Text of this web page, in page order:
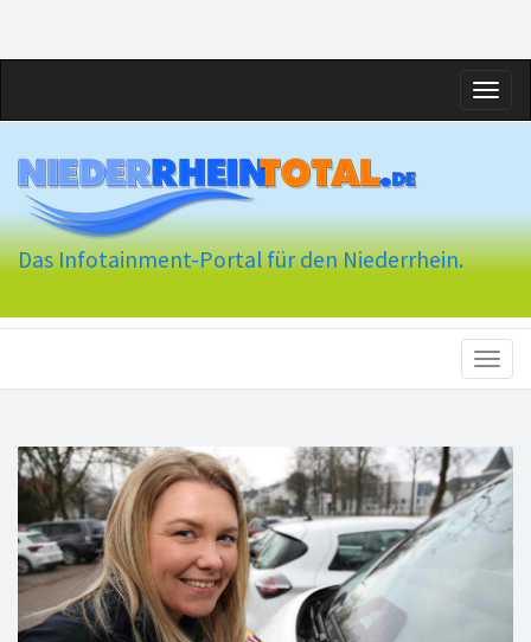
Das Infotainment-Portal für den Niederrhein.